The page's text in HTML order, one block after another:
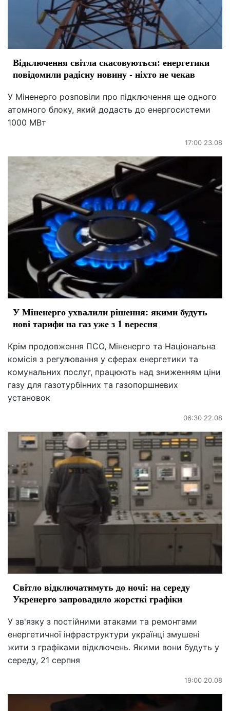
Відключення світла скасовуються: енергетики
повідомили радісну новину - ніхто не чекав
У Міненерго розповіли про підключення ще одного
атомного блоку, який додасть до енергосистеми
1000 МВт
17:00 23.08
У Міненерго ухвалили рішення: якими будуть
нові тарифи на газ уже з 1 вересня
Крім продовження ПСО, Міненерго та Національна
комісія з регулювання у сферах енергетики та
комунальних послуг, працюють над зниженням ціни
газу для газотурбінних та газопоршневих
установок
06:30 22.08
Світло відключатимуть до ночі: на середу
Укренерго запровадило жорсткі графіки
У зв'язку з постійними атаками та ремонтами
енергетичної інфраструктури українці змушені
жити з графіками відключень. Якими вони будуть у
середу, 21 серпня
19:00 20.08